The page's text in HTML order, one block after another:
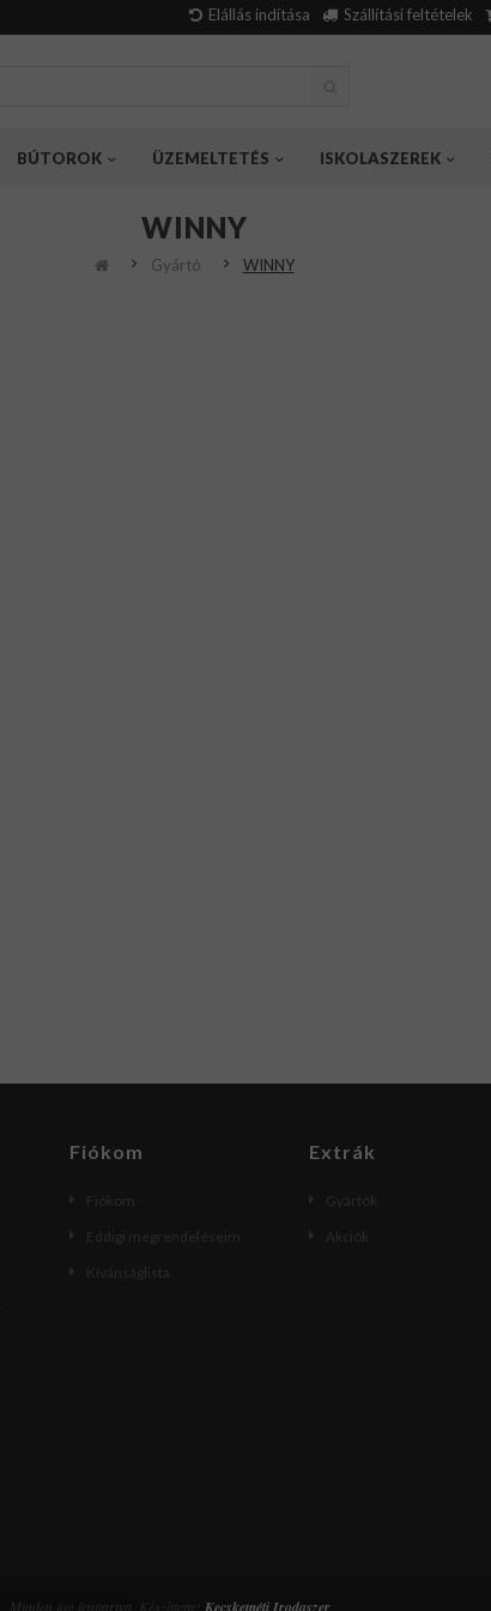
Elállás indítása Szállítási feltételek
BÚTOROK ÜZEMELTETÉS ISKOLASZEREK
WINNY
Gyártó WINNY
Fiókom
Fiókom
Eddigi megrendeléseim
Kívánságlista
Extrák
Gyártók
Akciók
Minden jog fenttartva. Készíttette: Kecskeméti Irodaszer